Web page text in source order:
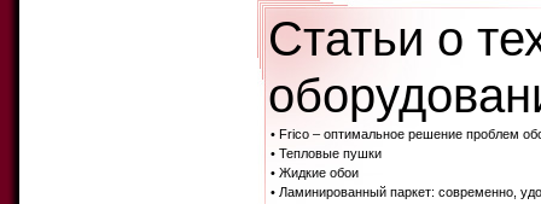
Статьи о
• Frico – оптимальное решение проблем
• Тепловые пушки
• Жидкие обои
• Ламинированный паркет: современно,